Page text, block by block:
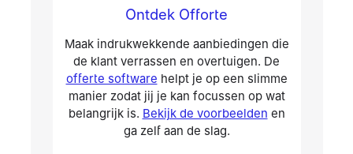
Ontdek Offorte
Maak indrukwekkende aanbiedingen die
de klant verrassen en overtuigen. De
offerte software helpt je op een slimme
manier zodat jij je kan focussen op wat
belangrijk is. Bekijk de voorbeelden en
ga zelf aan de slag.